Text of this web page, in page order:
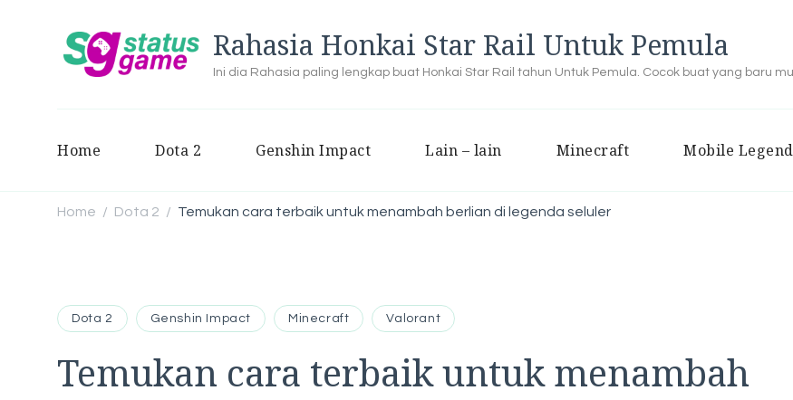
Rahasia Honkai Star Rail Untuk Pemula
Ini dia Rahasia paling lengkap buat Honkai Star Rail tahun Untuk Pemula. Cocok buat yang baru
Home Dota 2 Genshin Impact Lain – lain Minecraft Mobile Legend
Home / Dota 2 / Temukan cara terbaik untuk menambah berlian di legenda seluler
Dota 2 Genshin Impact Minecraft Valorant
Temukan cara terbaik untuk menambah